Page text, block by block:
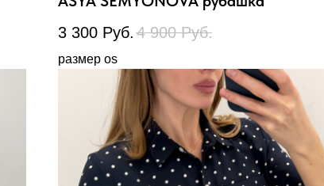
3 300 Руб. 4 900 Руб.
размер os